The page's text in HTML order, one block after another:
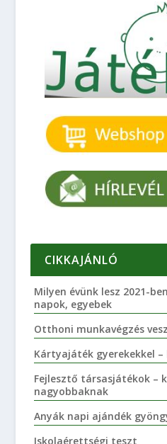
CIKKAJÁNLÓ
Milyen évünk lesz 2021-
napok, egyebek
Otthoni munkavégzés
Kártyajáték gyerekekkel
Fejlesztő társasjátékok –
nagyobbaknak
Anyák napi ajándék
Iskolaérettségi teszt